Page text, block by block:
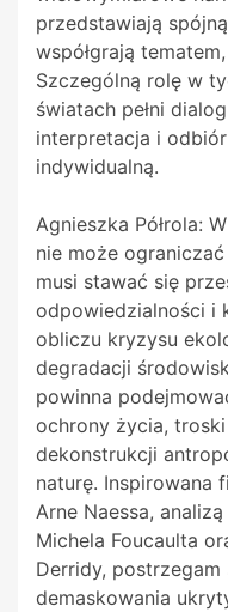
przedstawiają
współgrają
Szczególną rolę w
światach pełni
interpretacja i
indywidualną.
Agnieszka Półrola:
nie może
musi stawać się
odpowiedzialności i
obliczu kryzysu
degradacji
powinna
ochrony życia,
dekonstrukcji
naturę. Inspirowana
Arne Naessa,
Michela Foucaulta
Derridy,
demaskowania